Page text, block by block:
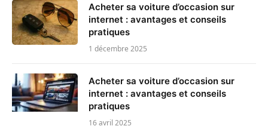
Acheter sa voiture d’occasion sur
internet : avantages et conseils
pratiques
1 décembre 2025
Acheter sa voiture d’occasion sur
internet : avantages et conseils
pratiques
16 avril 2025